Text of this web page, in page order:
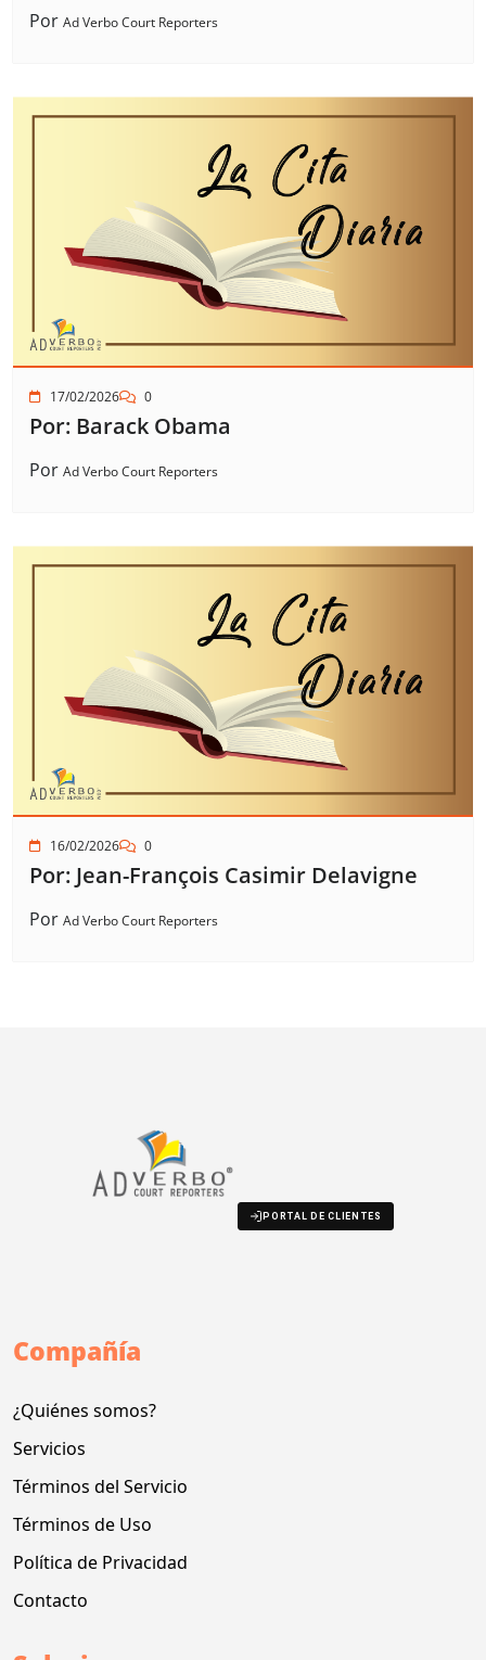
Por Ad Verbo Court Reporters
17/02/2026 0
Por: Barack Obama
Por Ad Verbo Court Reporters
16/02/2026 0
Por: Jean-François Casimir Delavigne
Por Ad Verbo Court Reporters
PORTAL DE CLIENTES
Compañía
¿Quiénes somos?
Servicios
Términos del Servicio
Términos de Uso
Política de Privacidad
Contacto